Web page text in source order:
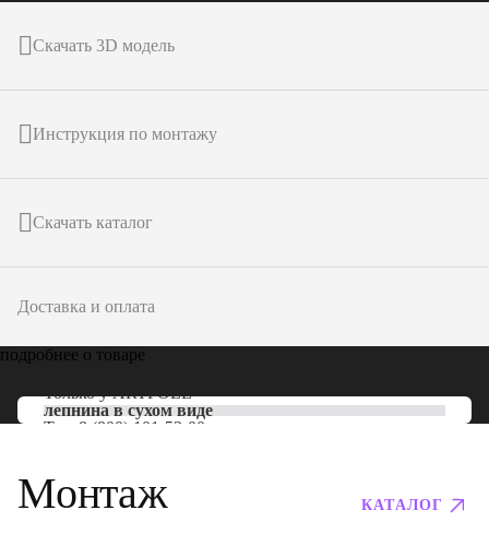
Скачать 3D модель
Инструкция по монтажу
Скачать каталог
Доставка и оплата
подробнее о товаре
Только уARTPOLE
лепнина в сухом виде
Тел: 8 (800) 101-53-00
Монтаж КАТАЛОГ